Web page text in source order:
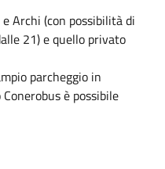
Archi (con possibilità di
21) e quello privato
parcheggio in
è possibile